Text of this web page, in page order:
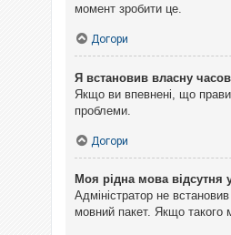
момент зробити це.
Догори
Я встановив власну
Якщо ви впевнені, що
проблеми.
Догори
Моя рідна мова відсутня
Адміністратор не
мовний пакет. Якщо такого